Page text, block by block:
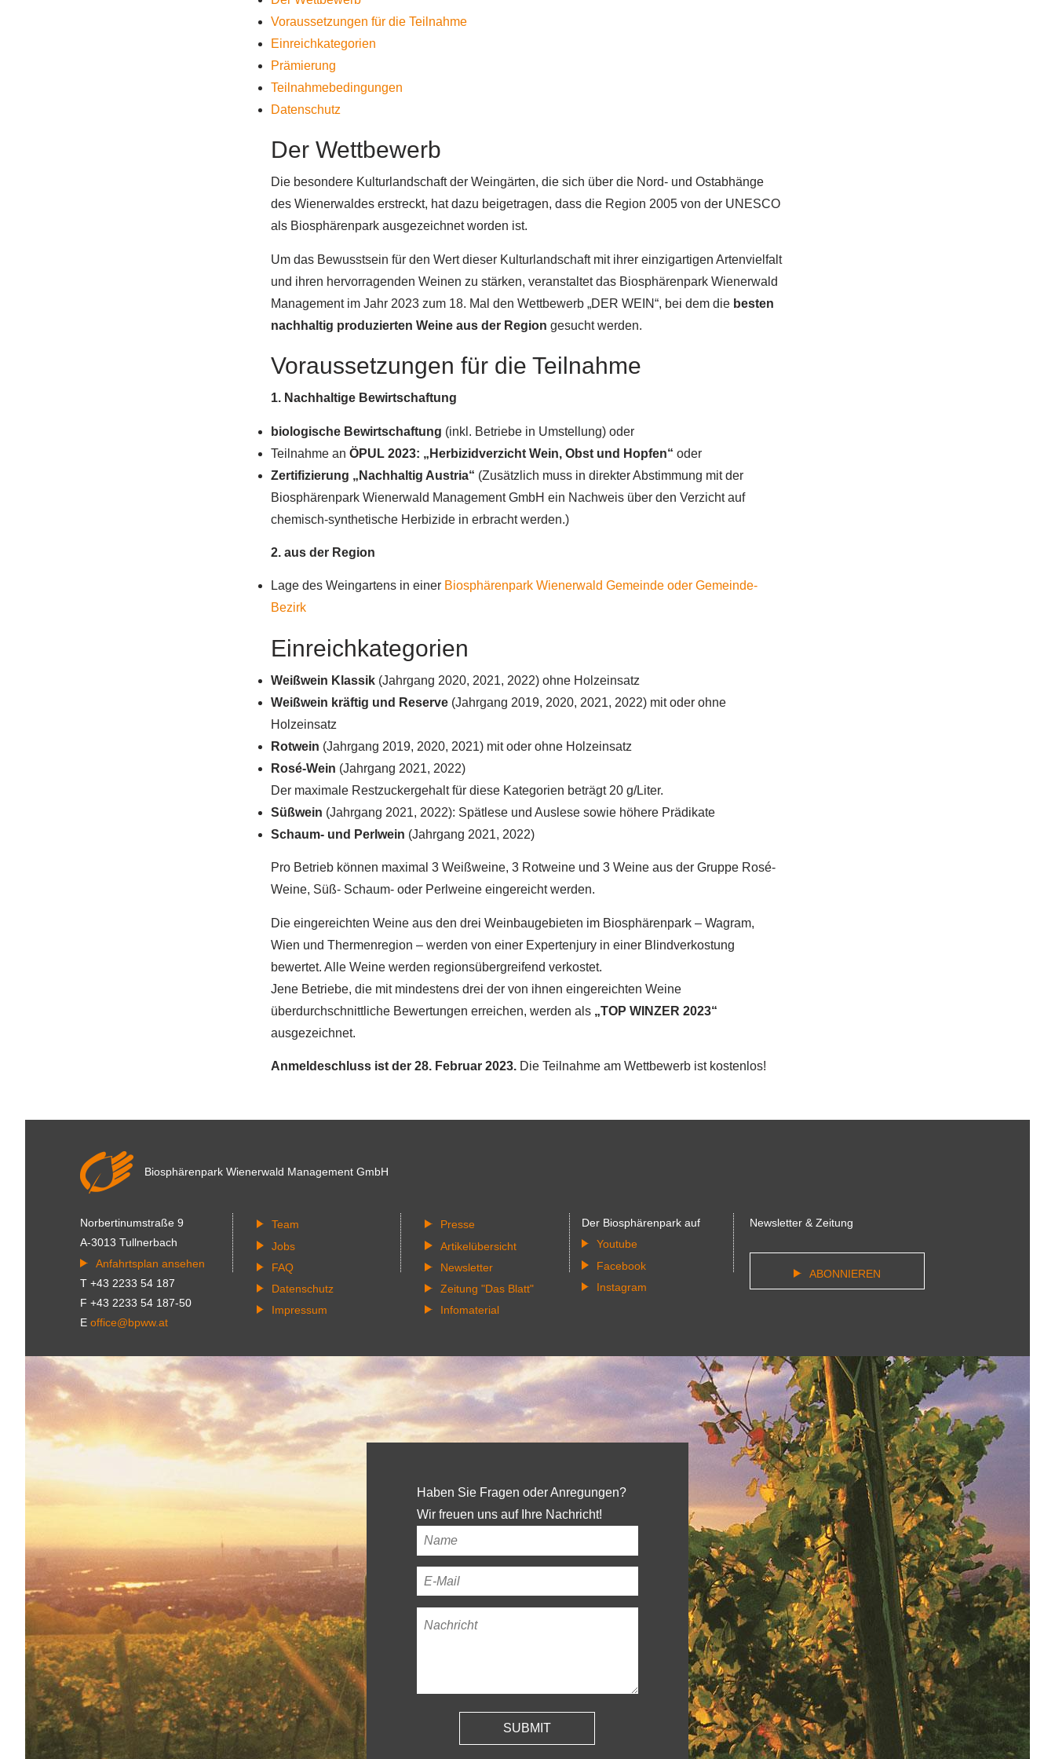
Voraussetzungen für die Teilnahme
Einreichkategorien
Prämierung
Teilnahmebedingungen
Datenschutz
Der Wettbewerb
Die besondere Kulturlandschaft der Weingärten, die sich über die Nord- und Ostabhänge
des Wienerwaldes erstreckt, hat dazu beigetragen, dass die Region 2005 von der UNESCO
als Biosphärenpark ausgezeichnet worden ist.
Um das Bewusstsein für den Wert dieser Kulturlandschaft mit ihrer einzigartigen Artenvielfalt
und ihren hervorragenden Weinen zu stärken, veranstaltet das Biosphärenpark Wienerwald
Management im Jahr 2023 zum 18. Mal den Wettbewerb „DER WEIN“, bei dem die besten
nachhaltig produzierten Weine aus der Region gesucht werden.
Voraussetzungen für die Teilnahme
1. Nachhaltige Bewirtschaftung
biologische Bewirtschaftung (inkl. Betriebe in Umstellung) oder
Teilnahme an ÖPUL 2023: „Herbizidverzicht Wein, Obst und Hopfen“ oder
Zertifizierung „Nachhaltig Austria“ (Zusätzlich muss in direkter Abstimmung mit der
Biosphärenpark Wienerwald Management GmbH ein Nachweis über den Verzicht auf
chemisch-synthetische Herbizide in erbracht werden.)
2. aus der Region
Lage des Weingartens in einer Biosphärenpark Wienerwald Gemeinde oder Gemeinde-
Bezirk
Einreichkategorien
Weißwein Klassik(Jahrgang 2020, 2021, 2022) ohne Holzeinsatz
Weißwein kräftig und Reserve(Jahrgang 2019, 2020, 2021, 2022) mit oder ohne
Holzeinsatz
Rotwein (Jahrgang 2019, 2020, 2021) mit oder ohne Holzeinsatz
Rosé-Wein (Jahrgang 2021, 2022)
Der maximale Restzuckergehalt für diese Kategorien beträgt 20 g/Liter.
Süßwein (Jahrgang 2021, 2022): Spätlese und Auslese sowie höhere Prädikate
Schaum- und Perlwein (Jahrgang 2021, 2022)
Pro Betrieb können maximal 3 Weißweine, 3 Rotweine und 3 Weine aus der Gruppe Rosé-
Weine, Süß- Schaum- oder Perlweine eingereicht werden.
Die eingereichten Weine aus den drei Weinbaugebieten im Biosphärenpark – Wagram,
Wien und Thermenregion – werden von einer Expertenjury in einer Blindverkostung
bewertet. Alle Weine werden regionsübergreifend verkostet.
Jene Betriebe, die mit mindestens drei der von ihnen eingereichten Weine
überdurchschnittliche Bewertungen erreichen, werden als „TOP WINZER 2023“
ausgezeichnet.
Anmeldeschluss ist der 28. Februar 2023.Die Teilnahme am Wettbewerb ist kostenlos!
Biosphärenpark Wienerwald Management GmbH
Norbertinumstraße 9
A-3013 Tullnerbach
Anfahrtsplan ansehen
T +43 2233 54 187
F +43 2233 54 187-50
E office@bpww.at
Team
Jobs
FAQ
Datenschutz
Impressum
Presse
Artikelübersicht
Newsletter
Zeitung "Das Blatt"
Infomaterial
Der Biosphärenpark auf
Youtube
Facebook
Instagram
Newsletter & Zeitung
ABONNIEREN
Haben Sie Fragen oder Anregungen?
Wir freuen uns auf Ihre Nachricht!
Ihr
Name*
Ihre
E-
Mail-
Nachricht*